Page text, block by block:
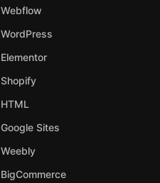
Webflow
WordPress
Elementor
Shopify
HTML
Google Sites
Weebly
BigCommerce